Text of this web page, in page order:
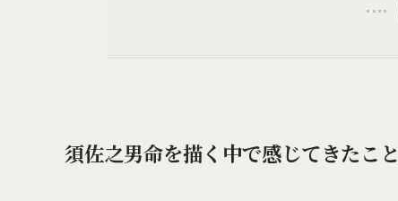
須佐之男命を描く中で感じてきたこと